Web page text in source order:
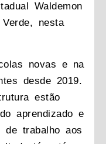
Waldemon
nesta
novas e na
desde 2019.
estão
aprendizado e
de trabalho aos